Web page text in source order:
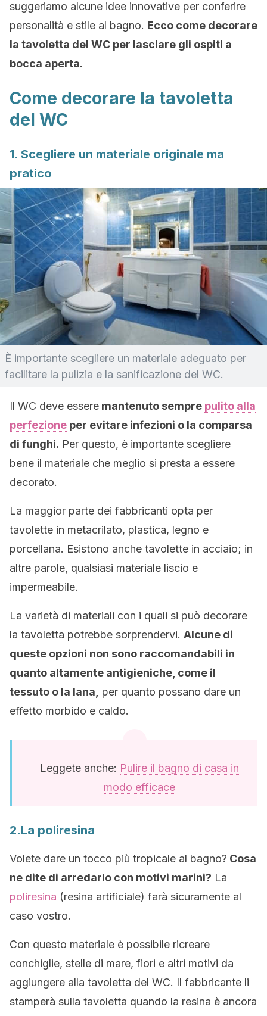
suggeriamo alcune idee innovative per conferire
personalità e stile al bagno. Ecco come decorare
la tavoletta del WC per lasciare gli ospiti a
bocca aperta.
Come decorare la tavoletta
del WC
1. Scegliere un materiale originale ma
pratico
È importante scegliere un materiale adeguato per
facilitare la pulizia e la sanificazione del WC.
Il WC deve essere mantenuto sempre pulito alla
perfezione per evitare infezioni o la comparsa
di funghi. Per questo, è importante scegliere
bene il materiale che meglio si presta a essere
decorato.
La maggior parte dei fabbricanti opta per
tavolette in metacrilato, plastica, legno e
porcellana. Esistono anche tavolette in acciaio; in
altre parole, qualsiasi materiale liscio e
impermeabile.
La varietà di materiali con i quali si può decorare
la tavoletta potrebbe sorprendervi. Alcune di
queste opzioni non sono raccomandabili in
quanto altamente antigieniche, come il
tessuto o la lana,
per quanto possano dare un
effetto morbido e caldo.
Leggete anche: Pulire il bagno di casa in
modo efficace
2.La poliresina
Volete dare un tocco più tropicale al bagno? Cosa
ne dite di arredarlo con motivi marini? La
poliresina (resina artificiale) farà sicuramente al
caso vostro.
Con questo materiale è possibile ricreare
conchiglie, stelle di mare, fiori e altri motivi da
aggiungere alla tavoletta del WC. Il fabbricante li
stamperà sulla tavoletta quando la resina è ancora